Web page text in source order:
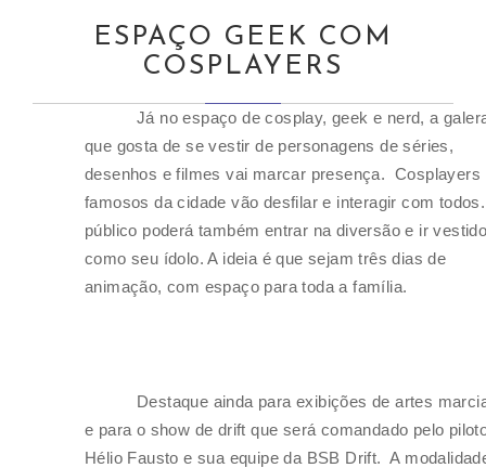
ESPAÇO GEEK COM
COSPLAYERS
Já no espaço de cosplay, geek e nerd, a
que gosta de se vestir de personagens de séries,
desenhos e filmes vai marcar presença. Cosplayers
famosos da cidade vão desfilar e interagir com
público poderá também entrar na diversão e ir
como seu ídolo. A ideia é que sejam três dias de
animação, com espaço para toda a família.
Destaque ainda para exibições de artes
e para o show de drift que será comandado pelo
Hélio Fausto e sua equipe da BSB Drift. A